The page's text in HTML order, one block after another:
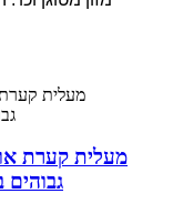
מעלית קערת
גבוהים